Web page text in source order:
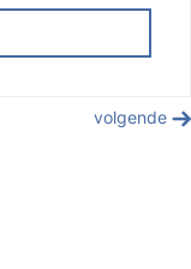
volgende